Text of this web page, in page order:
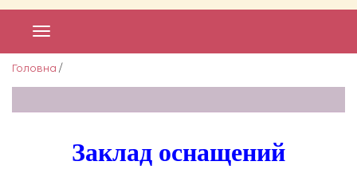
Головна /
Заклад оснащений